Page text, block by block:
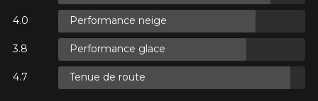
Performance neige
Performance glace
Tenue de route